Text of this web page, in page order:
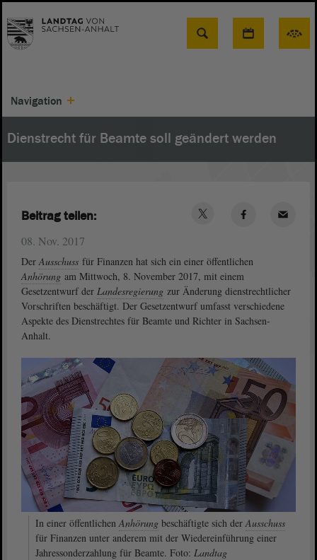
Suche
Navigation
Dienstrecht für Beamte soll geändert werden
08. Nov. 2017
DerAusschuss für Finanzen hat sich ein einer öffentlichen
Anhörung am Mittwoch, 8. November 2017, mit einem
Gesetzentwurf der Landesregierung zur Änderung dienstrechtlicher
Vorschriften beschäftigt. Der Gesetzentwurf umfasst verschiedene
Aspekte des Dienstrechtes für Beamte und Richter in Sachsen-
Anhalt.
In einer öffentlichen Anhörung beschäftigte sich der Ausschuss
für Finanzen unter anderem mit der Wiedereinführung einer
Jahressonderzahlung für Beamte. Foto: Landtag
Beitrag teilen: